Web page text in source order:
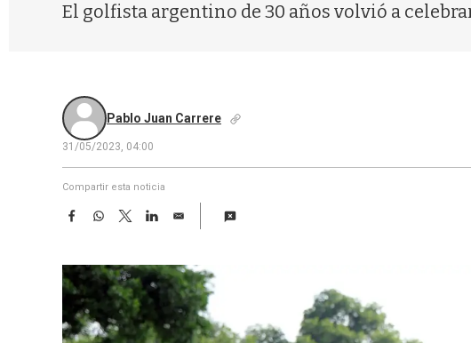
El golfista argentino de 30 años volvió a
Pablo Juan Carrere
31/05/2023, 04:00
Compartir esta noticia
F
e
b
o
o
k
W
t
s
A
p
p
T
w
t
t
e
r
L
k
e
n
E
i
l